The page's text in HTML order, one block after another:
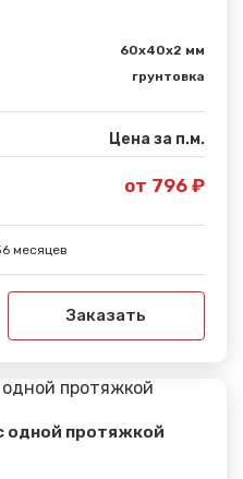
60х40х2 мм
грунтовка
Цена за п.м.
от 796 ₽
месяцев
Заказать
одной протяжкой